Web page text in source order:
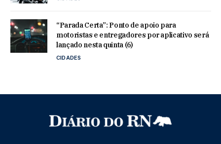
“Parada Certa”: Ponto de apoio para
motoristas e entregadores por aplicativo será
lançado nesta quinta (6)
CIDADES